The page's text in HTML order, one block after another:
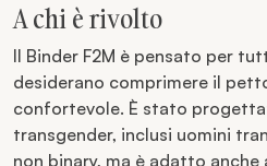
A chi è rivolto
Il Binder F2M è pensato per
desiderano comprimere il
confortevole. È stato
transgender, inclusi uomini
non binary, ma è adatto